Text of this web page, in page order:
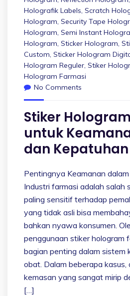
Holografik Labels, Scratch
Hologram, Security Tape
Hologram, Semi Instant
Hologram, Sticker Hologram,
Custom, Sticker Hologram
Hologram Reguler, Stiker
Hologram Farmasi
No Comments
Stiker
untuk
dan
Pentingnya Keamanan
Industri farmasi adalah salah
paling sensitif terhadap
yang tidak asli bisa
bahkan nyawa konsumen.
penggunaan stiker hologram
bagian penting dalam sistem
obat. Dalam beberapa kasus,
kemasan yang sangat mirip
[…]